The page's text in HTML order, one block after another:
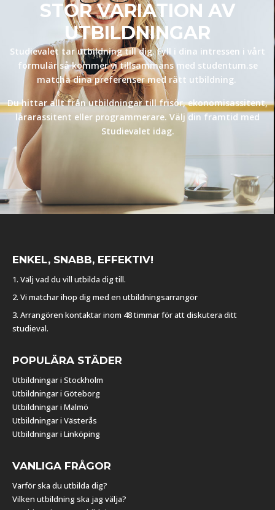
STOR VARIATION AV
UTBILDNINGAR
Studievalet tar utbildning till dig. Fyll i dina intressen i vårt
formulär så kommer vi tillsammans med studentum.se
matcha dina preferenser med rätt utbildning.
Du hittar allt från utbildningar till frisör, ekonomisassitent,
lärarassitent eller programmerare. Välj din framtid med
Studievalet idag.
ENKEL, SNABB, EFFEKTIV!
1. Välj vad du vill utbilda dig till.
2. Vi matchar ihop dig med en utbildningsarrangör
3. Arrangören kontaktar inom 48 timmar för att diskutera ditt
studieval.
POPULÄRA STÄDER
Utbildningar i Stockholm
Utbildningar i Göteborg
Utbildningar i Malmö
Utbildningar i Västerås
Utbildningar i Linköping
VANLIGA FRÅGOR
Varför ska du utbilda dig?
Vilken utbildning ska jag välja?